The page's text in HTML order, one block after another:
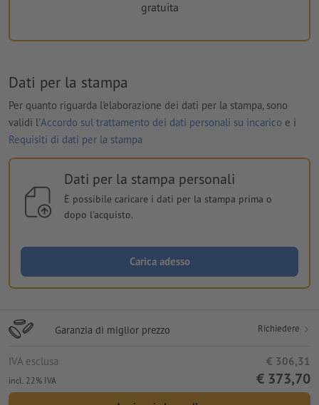
gratuita
Dati per la stampa
Per quanto riguarda l'elaborazione dei dati per la stampa, sono
validi l'Accordo sul trattamento dei dati personali su incarico e i
Requisiti di dati per la stampa
Dati per la stampa personali
È possibile caricare i dati per la stampa prima o
dopo l'acquisto.
Carica adesso
Garanzia di miglior prezzo Richiedere
IVA esclusa € 306,31
incl. 22% IVA € 373,70